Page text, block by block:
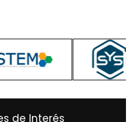
de Interés